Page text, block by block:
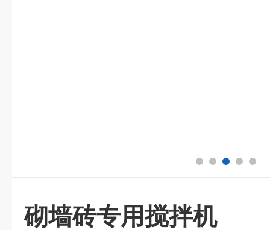
砌墙砖专用搅拌机